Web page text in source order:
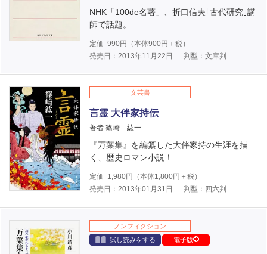
NHK「100de名著」、折口信夫｢古代研究｣講
師で話題。
定価 990円（本体900円＋税）
発売日：2013年11月22日
判型：文庫判
文芸書
言霊 大伴家持伝
著者 篠崎 紘一
『万葉集』を編纂した大伴家持の生涯を描
く、歴史ロマン小説！
定価 1,980円（本体1,800円＋税）
発売日：2013年01月31日
判型：四六判
ノンフィクション
試し読みをする
電子版